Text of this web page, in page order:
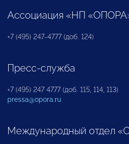
Ассоциация «НП
+7 (495) 247-4777 (доб. 124)
Пресс-служба
+7 (495) 247 4777 (доб. 115, 114, 113)
pressa@opora.ru
Международный отдел